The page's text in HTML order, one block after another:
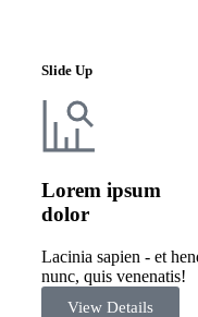
Slide Up
Lorem ipsum
dolor
Lacinia sapien - et
nunc, quis venenatis!
View Details